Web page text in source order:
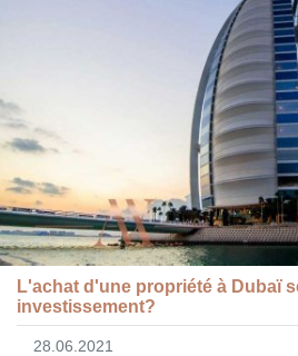
L'achat d'une propriété à Dubaï
investissement?
28.06.2021